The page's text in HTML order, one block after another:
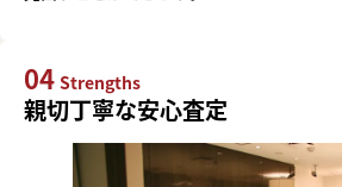
04 Strengths
親切丁寧な安心査定